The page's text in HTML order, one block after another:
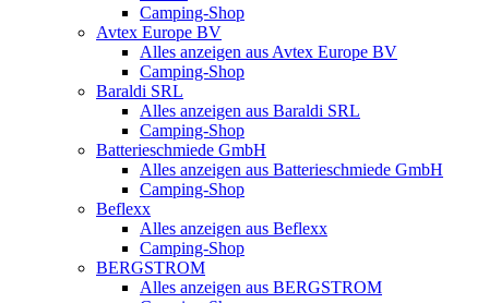
Camping-Shop
Avtex Europe BV
Alles anzeigen aus Avtex Europe BV
Camping-Shop
Baraldi SRL
Alles anzeigen aus Baraldi SRL
Camping-Shop
Batterieschmiede GmbH
Alles anzeigen aus Batterieschmiede GmbH
Camping-Shop
Beflexx
Alles anzeigen aus Beflexx
Camping-Shop
BERGSTROM
Alles anzeigen aus BERGSTROM